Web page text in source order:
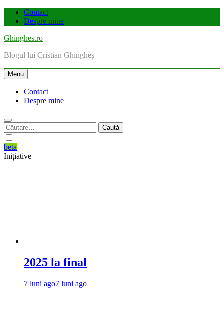
Skip
Contact
Despre mine
Ghinghes.ro
Blogul lui Cristian Ghingheș
Menu
Contact
Despre mine
Caută
după:
beta
Inițiative
2025 la final
7 luni ago7 luni ago